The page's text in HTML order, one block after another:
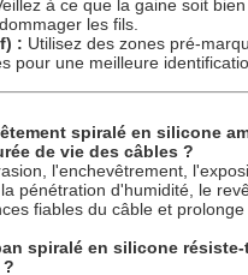
à ce que la gaine soit
les fils.
: Utilisez des zones pré-
pour une meilleure
spiralé en silicone
de vie des câbles ?
l'enchevêtrement,
pénétration d'humidité, le
fiables du câble et
spiralé en silicone